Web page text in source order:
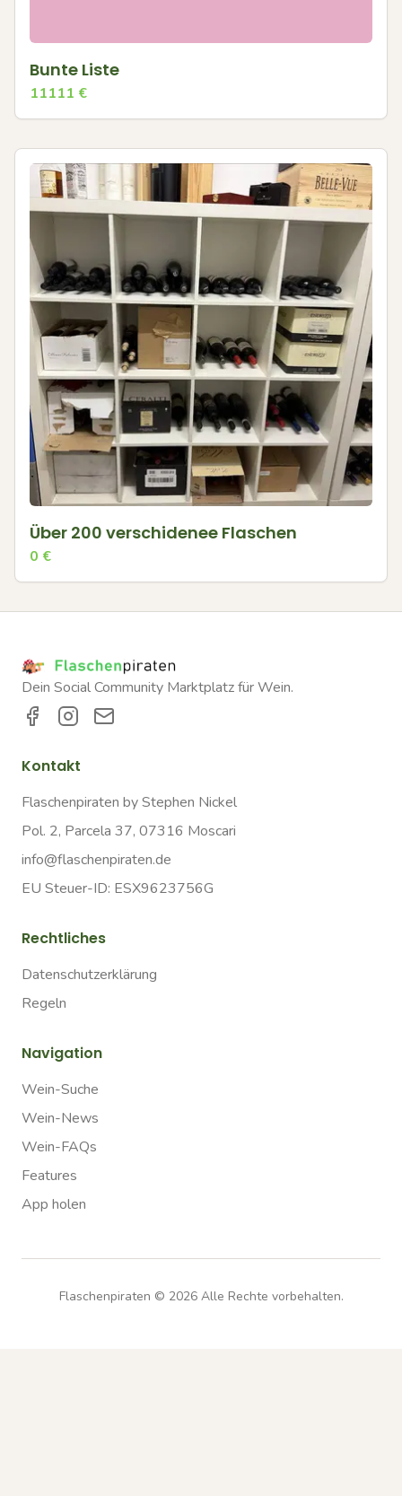
Bunte Liste
11111 €
Über 200 verschidenee Flaschen
0 €
Dein Social Community Marktplatz für Wein.
Kontakt
Flaschenpiraten by Stephen Nickel
Pol. 2, Parcela 37, 07316 Moscari
info@flaschenpiraten.de
EU Steuer-ID: ESX9623756G
Rechtliches
Datenschutzerklärung
Regeln
Navigation
Wein-Suche
Wein-News
Wein-FAQs
Features
App holen
Flaschenpiraten © 2026Alle Rechte vorbehalten.